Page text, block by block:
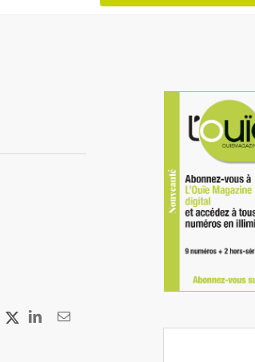
Facebook
X LinkedInEmail